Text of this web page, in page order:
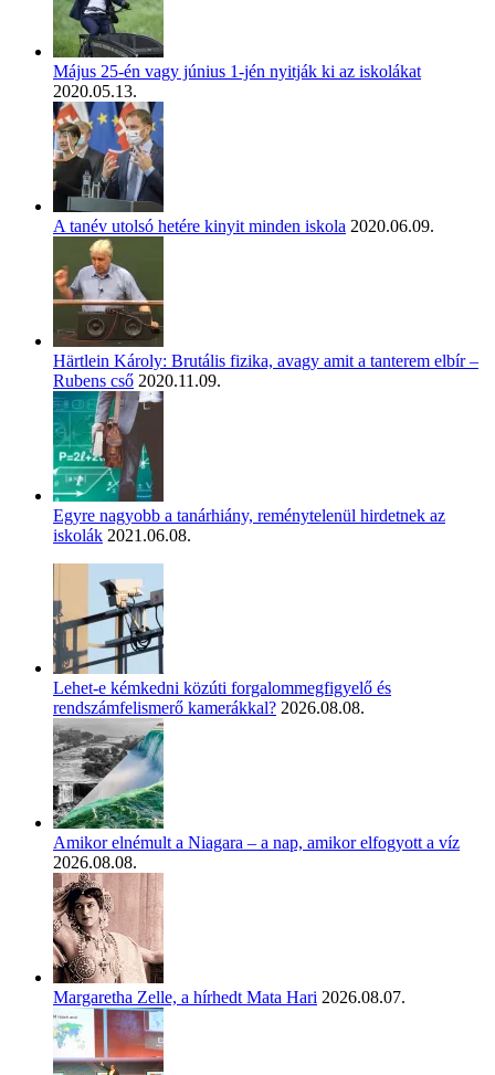
Május 25-én vagy június 1-jén nyitják ki az iskolákat
2020.05.13.
A tanév utolsó hetére kinyit minden iskola 2020.06.09.
Härtlein Károly: Brutális fizika, avagy amit a tanterem elbír –
Rubens cső 2020.11.09.
Egyre nagyobb a tanárhiány, reménytelenül hirdetnek az
iskolák 2021.06.08.
Lehet-e kémkedni közúti forgalommegfigyelő és
rendszámfelismerő kamerákkal? 2026.08.08.
Amikor elnémult a Niagara – a nap, amikor elfogyott a víz
2026.08.08.
Margaretha Zelle, a hírhedt Mata Hari 2026.08.07.